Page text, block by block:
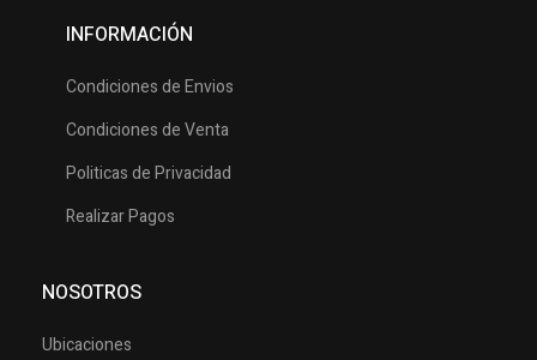
INFORMACIÓN
Condiciones de Envios
Condiciones de Venta
Politicas de Privacidad
Realizar Pagos
NOSOTROS
Ubicaciones